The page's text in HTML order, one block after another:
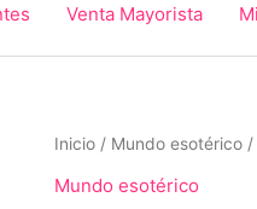
Venta Mayorista
Inicio/ Mundo esotérico/
Mundo esotérico